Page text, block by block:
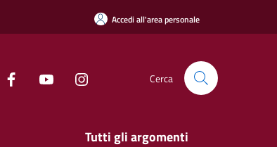
Accedi all'area personale
Cerca
Tutti gli argomenti